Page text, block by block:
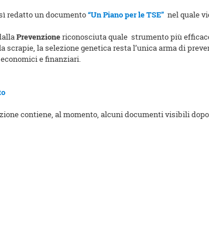
redatto un documento“Un Piano per le TSE” nel quale
Prevenzionericonosciuta quale strumento più
scrapie, la selezione genetica resta l’unica arma di
e finanziari.
contiene, al momento, alcuni documenti visibili